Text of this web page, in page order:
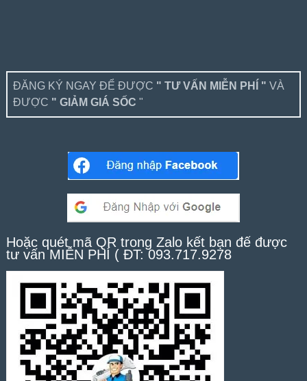
ĐĂNG KÝ NGAY ĐỂ ĐƯỢC " TƯ VẤN MIỄN PHÍ " VÀ
ĐƯỢC " GIẢM GIÁ SỐC "
Hoặc quét mã QR trong Zalo kết bạn để được
tư vấn MIỄN PHÍ ( ĐT: 093.717.9278